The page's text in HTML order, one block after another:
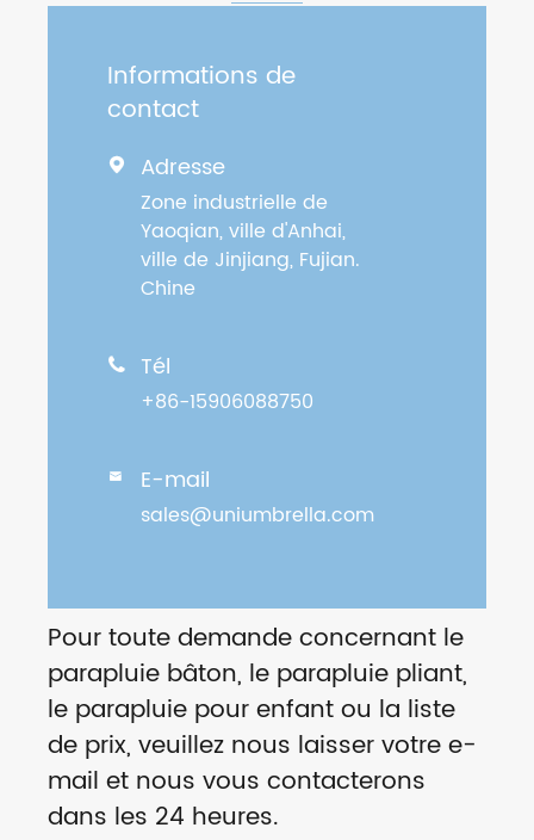
Informations de
contact
 Adresse
Zone industrielle de
Yaoqian, ville d'Anhai,
ville de Jinjiang, Fujian.
Chine
 Tél
+86-15906088750
 E-mail
sales@uniumbrella.com
Pour toute demande concernant le
parapluie bâton, le parapluie pliant,
le parapluie pour enfant ou la liste
de prix, veuillez nous laisser votre e-
mail et nous vous contacterons
dans les 24 heures.